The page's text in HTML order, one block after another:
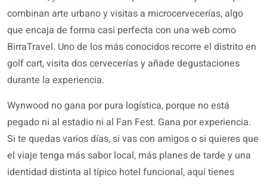
combinan arte urbano y visitas a microcervecerías, algo
que encaja de forma casi perfecta con una web como
BirraTravel. Uno de los más conocidos recorre el distrito en
golf cart, visita dos cervecerías y añade degustaciones
durante la experiencia.
Wynwood no gana por pura logística, porque no está
pegado ni al estadio ni al Fan Fest. Gana por experiencia.
Si te quedas varios días, si vas con amigos o si quieres que
el viaje tenga más sabor local, más planes de tarde y una
identidad distinta al típico hotel funcional, aquí tienes